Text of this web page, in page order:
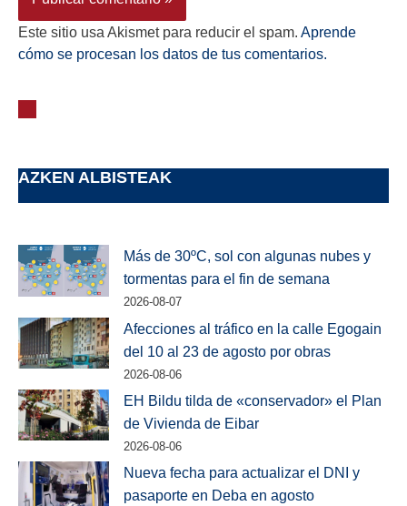
Este sitio usa Akismet para reducir el spam. Aprende
cómo se procesan los datos de tus comentarios.
AZKEN ALBISTEAK
Más de 30ºC, sol con algunas nubes y
tormentas para el fin de semana
2026-08-07
Afecciones al tráfico en la calle Egogain
del 10 al 23 de agosto por obras
2026-08-06
EH Bildu tilda de «conservador» el Plan
de Vivienda de Eibar
2026-08-06
Nueva fecha para actualizar el DNI y
pasaporte en Deba en agosto